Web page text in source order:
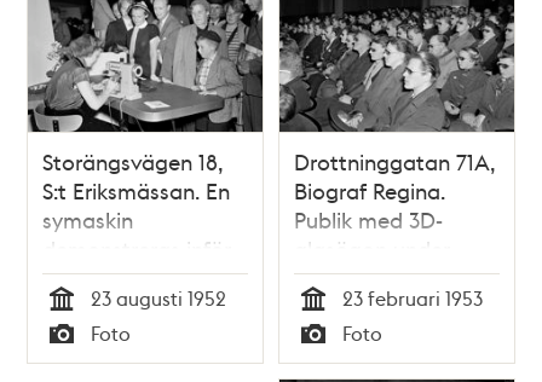
Storängsvägen 18,
S:t Eriksmässan. En
symaskin
demonstreras inför
publik
Tid
23 augusti 1952
Typ
Foto
Drottninggatan 71A,
Biograf Regina.
Publik med 3D-
glasögon under
biografens
tredimensionella
premiär
Tid
23 februari 1953
Typ
Foto